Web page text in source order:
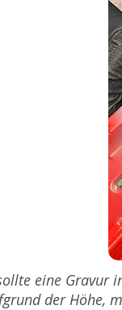
eine Gravur
der Höhe,